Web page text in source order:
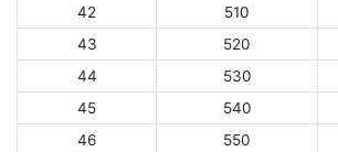
42
510
43
520
44
530
45
540
46
550